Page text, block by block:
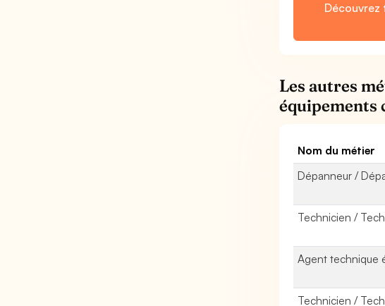
Les autres
équipements
Nom du métier
Dépanneur /
Technicien /
Agent technique
Technicien /